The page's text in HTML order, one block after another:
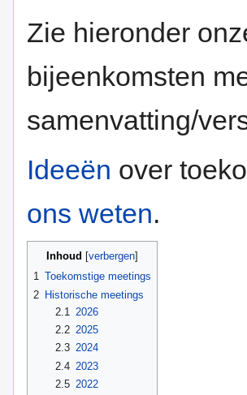
Zie hieronder
bijeenkomsten
samenvatting/
Ideeën over
ons weten.
Inhoud
1 Toekomstige meetings
2 Historische meetings
2.1
2026
2.2 2025
2.3 2024
2.4 2023
2.5 2022